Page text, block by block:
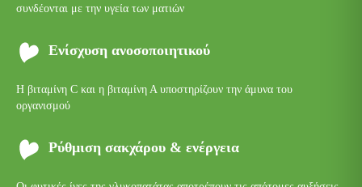
συνδέονται με την υγεία των ματιών
Ενίσχυση ανοσοποιητικού
Η βιταμίνη C και η βιταμίνη Α υποστηρίζουν την άμυνα του
οργανισμού
Ρύθμιση σακχάρου & ενέργεια